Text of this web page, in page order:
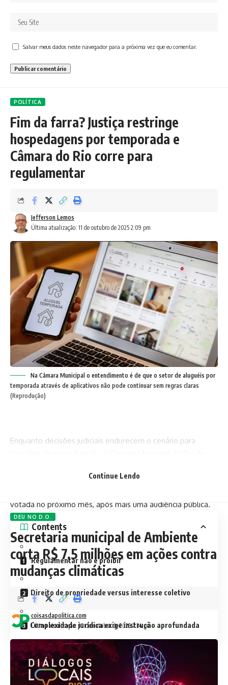
Salvar meus dados neste navegador para a próxima vez que eu comentar.
POLÍTICA
Fim da farra? Justiça restringe
hospedagens por temporada e
Câmara do Rio corre para
regulamentar
Última atualização: 11 de outubro de 2025 2:09 pm
Jefferson Lemos
Na Câmara Municipal o entendimento é de que o setor de aluguéis por
temporada através de aplicativos não pode continuar sem regras claras
(Reprodução)
Enquanto decisões judiciais endurecem o cenário para
que regulamenta hospedagens por plataformas digitais. A
votada no próximo mês, após mais uma audiência pública.
Contents
‘Regulamentar não é proibir’
Direito de propriedade versus interesse coletivo
Complexidade jurídica exige instrução aprofundada
Em recente decisão unânime, a Segunda Câmara de Direito
Privado do Tribunal de Justiça do Estado do Rio de Janeiro
negou liminar a um condômino que pretendia realizar
Continue Lendo
DEU NO D.O.
Secretaria municipal de Ambiente
corta R$ 7,5 milhões em ações contra
mudanças climáticas
Última atualização: 10 de outubro de 2025 7:34 pm
coisasdapolitica.com